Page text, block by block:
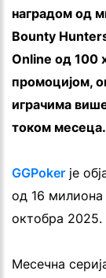
наградом од
Bounty
Online од 100
промоцијом,
играчима
током месеца.
GGPoker је
од 16 милиона
октобра 2025.
Месечна